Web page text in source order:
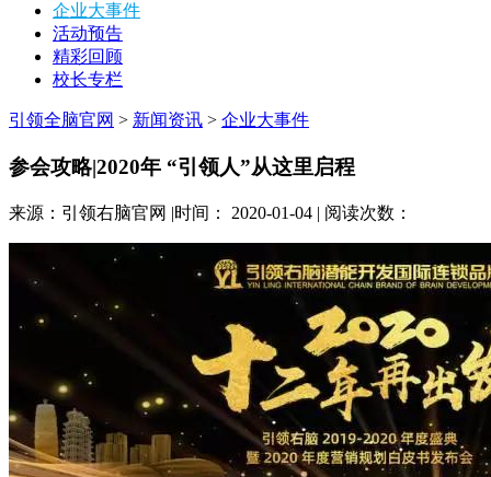
企业大事件
活动预告
精彩回顾
校长专栏
引领全脑官网 > 新闻资讯 > 企业大事件
参会攻略|2020年 “引领人”从这里启程
来源：引领右脑官网 |时间： 2020-01-04 | 阅读次数：